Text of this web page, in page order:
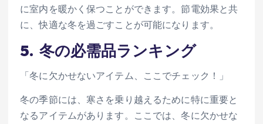
に室内を暖かく保つことができます。節電効果と共
に、快適な冬を過ごすことが可能になります。
5. 冬の必需品ランキング
「冬に欠かせないアイテム、ここでチェック！」
冬の季節には、寒さを乗り越えるために特に重要と
なるアイテムがあります。ここでは、冬に欠かせな